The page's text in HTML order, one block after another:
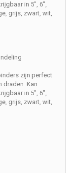
in 5", 6",
grijs, zwart, wit,
zijn perfect
draden. Kan
in 5", 6",
grijs, zwart, wit,